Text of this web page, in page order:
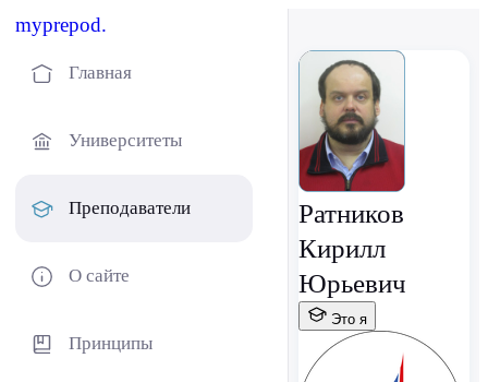
myprepod.
Главная
Университеты
Преподаватели
О сайте
Принципы
Ратников
Кирилл
Юрьевич
Это я